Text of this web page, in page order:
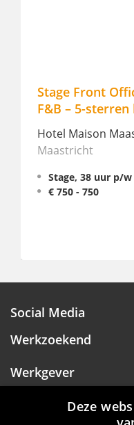
Front Office,
– 5-sterren hotel
Maison Maastricht
Stage, 38 uur p/w
€ 750 - 750
Social Media
Werkzoekend
Werkgever
Over
Deze